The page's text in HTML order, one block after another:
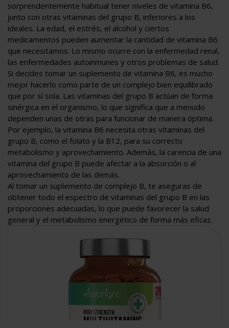
sorprendentemente habitual tener niveles de vitamina B6,
junto con otras vitaminas del grupo B, inferiores a los
ideales. La edad, el estrés, el alcohol y ciertos
medicamentos pueden aumentar la cantidad de vitamina B6
que necesitamos. Lo mismo ocurre con la enfermedad renal,
las enfermedades autoinmunes y otros problemas de salud.
Si decides tomar un suplemento de vitamina B6, es mucho
mejor hacerlo como parte de un complejo bien equilibrado
que por sí sola. Las vitaminas del grupo B actúan de forma
sinérgica en el organismo, lo que significa que a menudo
dependen unas de otras para funcionar de manera óptima.
Por ejemplo, la vitamina B6 necesita otras vitaminas del
grupo B, como el folato y la B12, para su correcto
metabolismo y aprovechamiento. Además, la carencia de una
vitamina del grupo B puede afectar a la absorción o al
aprovechamiento de las demás.
Al tomar un suplemento de complejo B, te aseguras de
obtener todo el espectro de vitaminas del grupo B en las
proporciones adecuadas, lo que puede favorecer la salud
general y el metabolismo energético de forma más eficaz.